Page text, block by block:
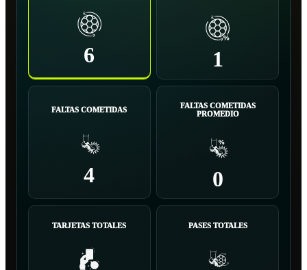
6 1
FALTAS COMETIDAS
4
FALTAS COMETIDAS
PROMEDIO
0
TARJETAS TOTALES PASES TOTALES